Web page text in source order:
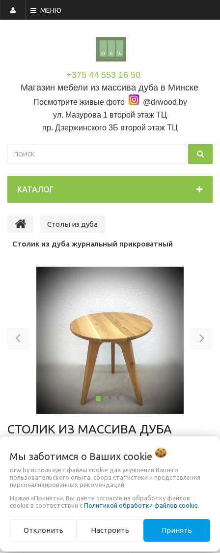
МЕНЮ
+375 44 553 16 50
Магазин мебели из массива дуба в Минске
Посмотрите живые фото
@drwood.by
ул. Мазурова 1 второй этаж ТЦ
пр. Дзержинского 3Б второй этаж ТЦ
КАТАЛОГ
Столы из дуба
Столик из дуба журнальный прикроватный
Previous
СТОЛИК ИЗ МАССИВА ДУБА
420,00 руб.
Мы заботимся о Ваших cookie
drw.by использует файлы cookie для улучшения Вашего
пользовательского опыта, сбора статистики и представления
персонализированных рекомендаций.
Нажав «Принять», Вы даете согласие на обработку файлов
cookie в соответствии с Политикой обработки файлов cookie
Отклонить Настроить Принять